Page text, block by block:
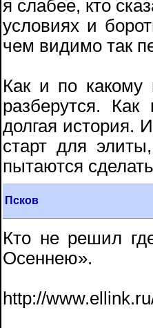
я слабее, кто
условиях и
чем видимо так
Как и по какому
разберутся.
долгая история.
старт для
пытаются
Псков
Кто не решил
Осеннею».
http://